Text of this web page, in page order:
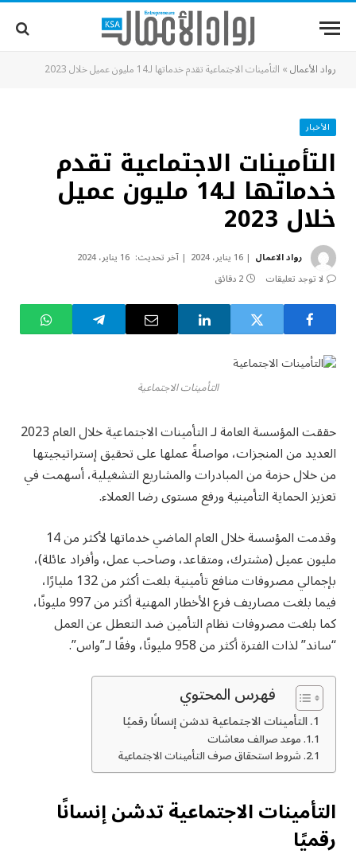
رواد الأعمال» التأمينات الاجتماعية تقدم خدماتها لـ14 مليون عميل خلال 2023
الأخبار
التأمينات الاجتماعية تقدم
خدماتها لـ14 مليون عميل
خلال 2023
رواد الاعمال 16 يناير، 2024 آخر تحديث: 16 يناير، 2024
لا توجد تعليقات
2 دقائق
التأمينات الاجتماعية
حققت المؤسسة العامة لـ التأمينات الاجتماعية خلال العام 2023
العديد من المنجزات، مواصلةً عملها على تحقيق إستراتيجيتها
من خلال حزمة من المبادرات والمشاريع التشغيلية، أسهمت في
تعزيز الحماية التأمينية ورفع مستوى رضا العملاء.
وقدمت المؤسسة خلال العام الماضي خدماتها لأكثر من 14
مليون عميل (مشترك، ومتقاعد، وصاحب عمل، وأفراد عائلة)،
بإجمالي مصروفات منافع تأمينية بلغت أكثر من 132 مليارًا،
فيما بلغت مصاريف فرع الأخطار المهنية أكثر من 997 مليونًا،
كما بلغت مصروفات نظام التأمين ضد التعطل عن العمل
“ساند” لذات الفترة أكثر من 958 مليونًا، وفقًا لـ”واس”.
فهرس المحتوي
التأمينات الاجتماعية تدشن إنسانًا رقميًا
موعد صرالف معاشات
شروط استحقاق صرف التأمينات الاجتماعية
التأمينات الاجتماعية تدشن إنسانًا
رقميًا